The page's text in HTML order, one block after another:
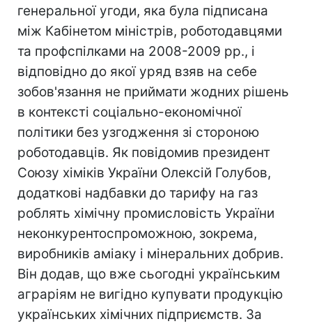
генеральної угоди, яка була підписана
між Кабінетом міністрів, роботодавцями
та профспілками на 2008-2009 рр., і
відповідно до якої уряд взяв на себе
зобов'язання не приймати жодних рішень
в контексті соціально-економічної
політики без узгодження зі стороною
роботодавців. Як повідомив президент
Союзу хіміків України Олексій Голубов,
додаткові надбавки до тарифу на газ
роблять хімічну промисловість України
неконкурентоспроможною, зокрема,
виробників аміаку і мінеральних добрив.
Він додав, що вже сьогодні українським
аграріям не вигідно купувати продукцію
українських хімічних підприємств. За